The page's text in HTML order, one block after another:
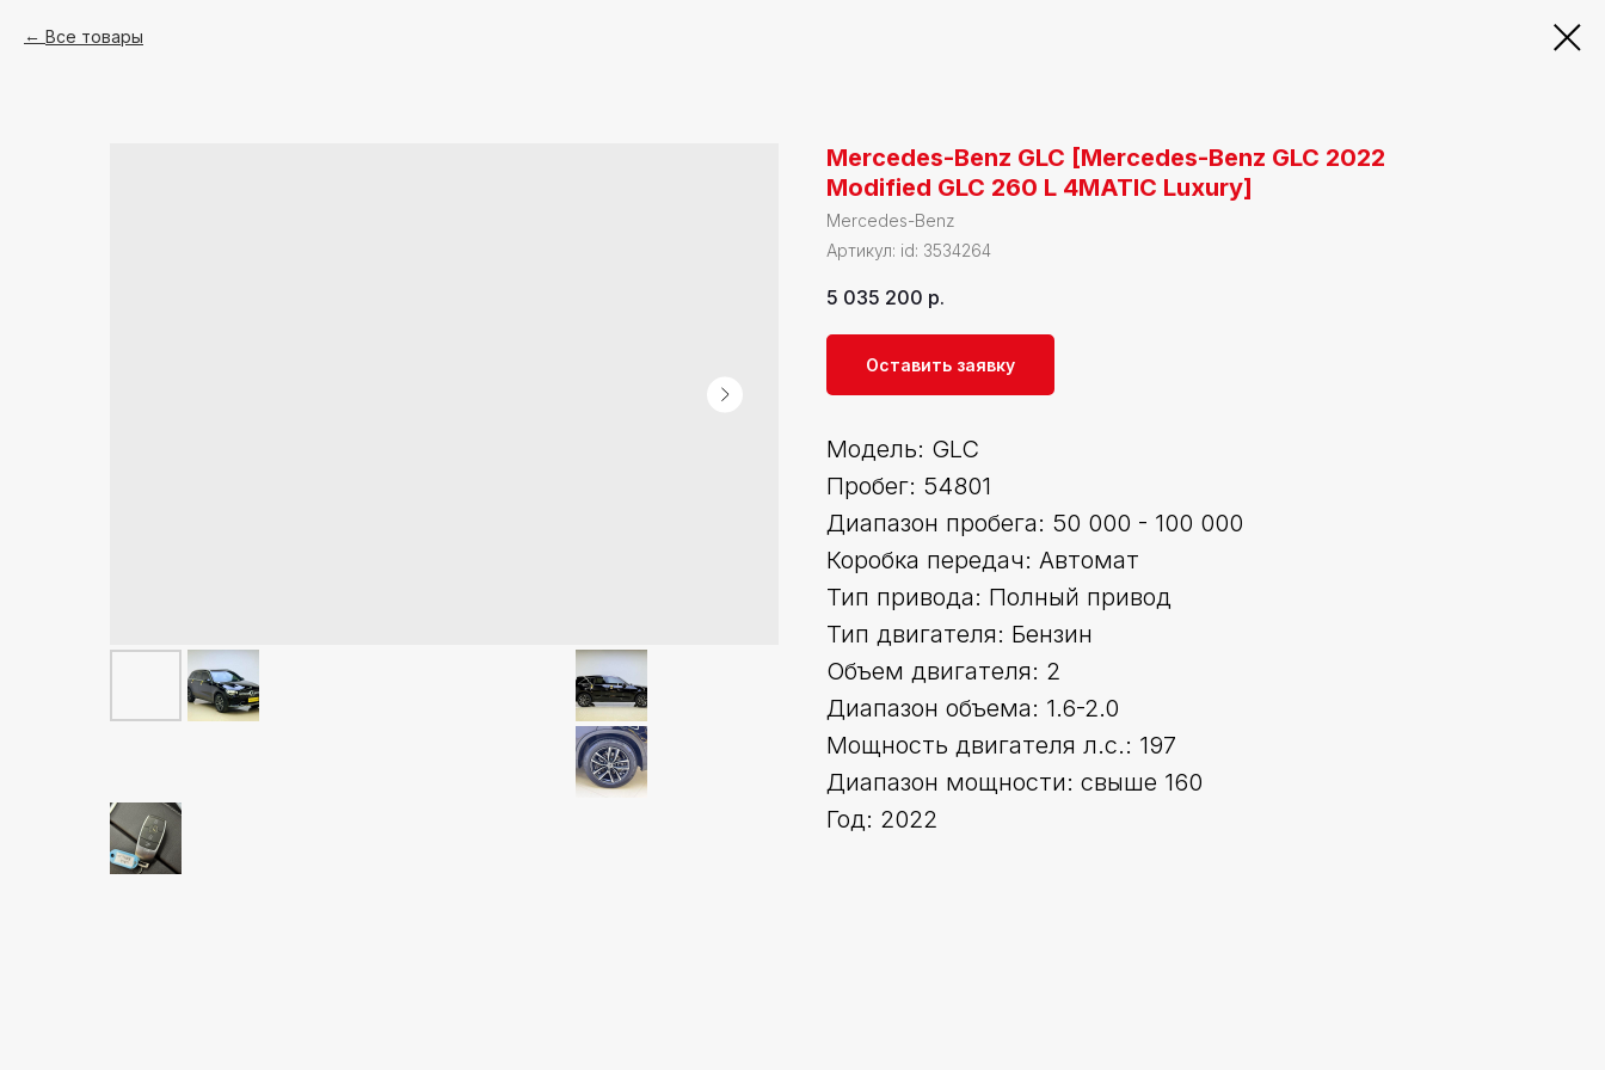
Все товары
Mercedes-Benz GLC [Mercedes-Benz GLC 2022
Modified GLC 260 L 4MATIC Luxury]
Mercedes-Benz
Артикул: id: 3534264
5 035 200 р.
Оставить заявку
Модель: GLC
Пробег: 54801
Диапазон пробега: 50 000 - 100 000
Коробка передач: Автомат
Тип привода: Полный привод
Тип двигателя: Бензин
Объем двигателя: 2
Диапазон объема: 1.6-2.0
Мощность двигателя л.с.: 197
Диапазон мощности: свыше 160
Год: 2022